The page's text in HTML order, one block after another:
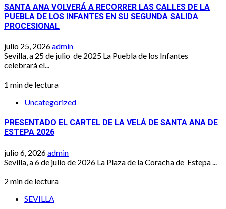
SANTA ANA VOLVERÁ A RECORRER LAS CALLES DE LA
PUEBLA DE LOS INFANTES EN SU SEGUNDA SALIDA
PROCESIONAL
julio 25, 2026admin
Sevilla, a 25 de julio de 2025 La Puebla de los Infantes
celebrará el...
1 min de lectura
Uncategorized
PRESENTADO EL CARTEL DE LA VELÁ DE SANTA ANA DE
ESTEPA 2026
julio 6, 2026admin
Sevilla, a 6 de julio de 2026 La Plaza de la Coracha de Estepa ...
2 min de lectura
SEVILLA